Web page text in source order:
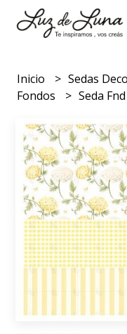
Inicio
Sedas
Fondos
Seda